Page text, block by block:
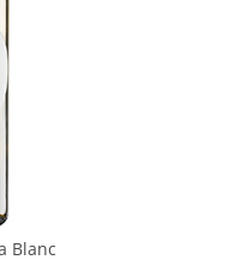
Blanc